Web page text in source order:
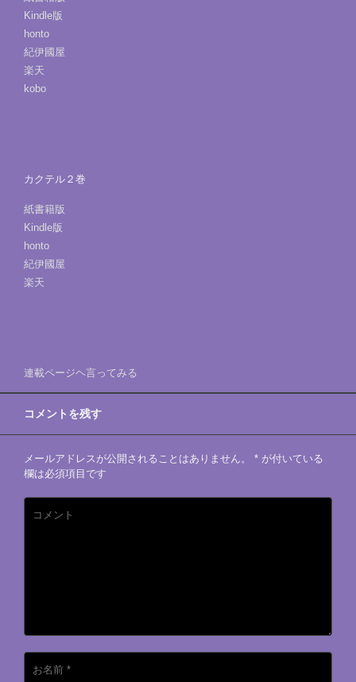
Kindle版
honto
紀伊國屋
楽天
kobo
カクテル２巻
紙書籍版
Kindle版
honto
紀伊國屋
楽天
連載ページヘ言ってみる
コメントを残す
メールアドレスが公開されることはありません。 * が付いている
欄は必須項目です